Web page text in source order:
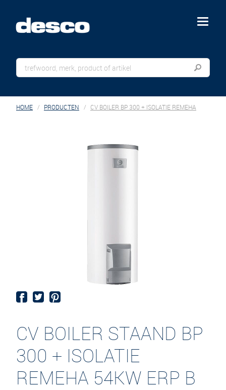
menu
HOME PRODUCTEN CV BOILER BP 300 + ISOLATIE REMEHA
CV BOILER STAAND BP
300 + ISOLATIE
REMEHA 54KW ERP B